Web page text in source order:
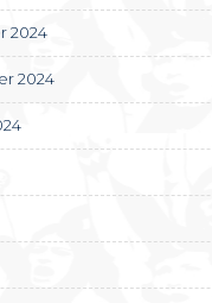
2024
2024